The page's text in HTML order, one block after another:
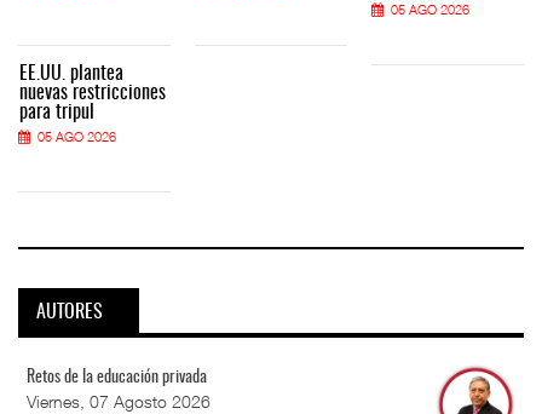
EE.UU. plantea
nuevas restricciones
para tripul
05 AGO 2026
05 AGO 2026
AUTORES
Retos de la educación privada
Viernes, 07 Agosto 2026